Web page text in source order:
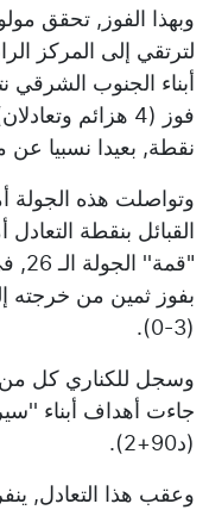
وبهذا الفوز, تحقق
أبناء الجنوب الشرقي
نقطة, بعيدا نسبيا عن
وتواصلت هذه الجولة
القبائل بنقطة
بفوز ثمين من خرجته
(3-0).
(د90+2).
وعقب هذا التعادل,